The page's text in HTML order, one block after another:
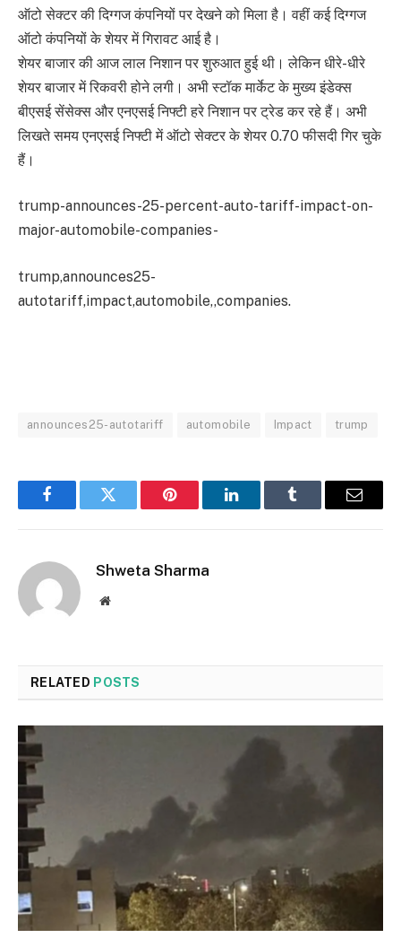
ऑटो सेक्टर की दिग्गज कंपनियों पर देखने को मिला है। वहीं कई दिग्गज
ऑटो कंपनियों के शेयर में गिरावट आई है।
शेयर बाजार की आज लाल निशान पर शुरुआत हुई थी। लेकिन धीरे-धीरे
शेयर बाजार में रिकवरी होने लगी। अभी स्टॉक मार्केट के मुख्य इंडेक्स
बीएसई सेंसेक्स और एनएसई निफ्टी हरे निशान पर ट्रेड कर रहे हैं। अभी
लिखते समय एनएसई निफ्टी में ऑटो सेक्टर के शेयर 0.70 फीसदी गिर चुके
हैं।
trump-announces-25-percent-auto-tariff-impact-on-
major-automobile-companies-
trump,announces25-
autotariff,impact,automobile,,companies.
announces25-autotariff automobile Impact trump
FacebookTwitter Pinterest LinkedInTumblr Email
Shweta Sharma
Website
RELATED POSTS